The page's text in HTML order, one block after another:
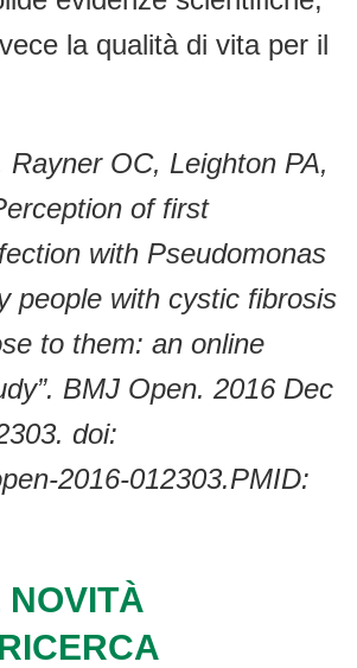
la qualità di vita per il
Rayner OC, Leighton PA,
of first
with Pseudomonas
people with cystic fibrosis
to them: an online
BMJ Open. 2016 Dec
doi:
2016-012303.PMID:
NOVITÀ